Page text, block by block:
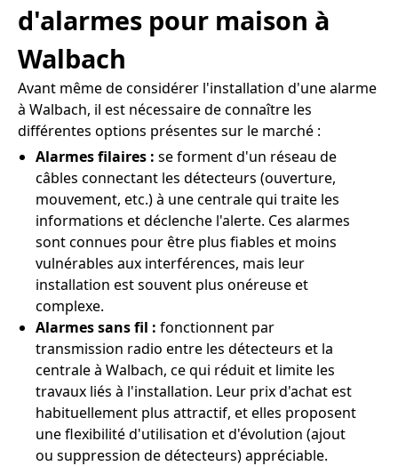
d'alarmes pour maison à
Walbach
Avant même de considérer l'installation d'une alarme
à Walbach, il est nécessaire de connaître les
différentes options présentes sur le marché :
Alarmes filaires : se forment d'un réseau de
câbles connectant les détecteurs (ouverture,
mouvement, etc.) à une centrale qui traite les
informations et déclenche l'alerte. Ces alarmes
sont connues pour être plus fiables et moins
vulnérables aux interférences, mais leur
installation est souvent plus onéreuse et
complexe.
Alarmes sans fil : fonctionnent par
transmission radio entre les détecteurs et la
centrale à Walbach, ce qui réduit et limite les
travaux liés à l'installation. Leur prix d'achat est
habituellement plus attractif, et elles proposent
une flexibilité d'utilisation et d'évolution (ajout
ou suppression de détecteurs) appréciable.